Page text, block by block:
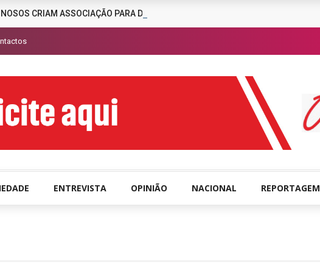
CRIAM ASSOCIAÇÃO PARA DESENCORAJAR A CRIMINALIDADE
ENTREVISTA OPINIÃO NACIONAL REPORTAGEM